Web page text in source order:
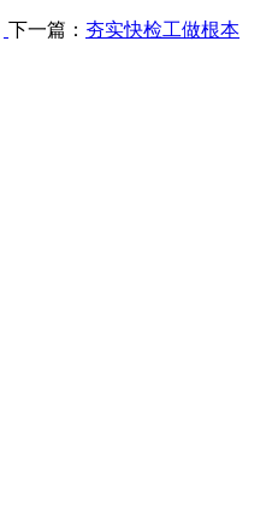
下一篇： 夯实快检工做根本